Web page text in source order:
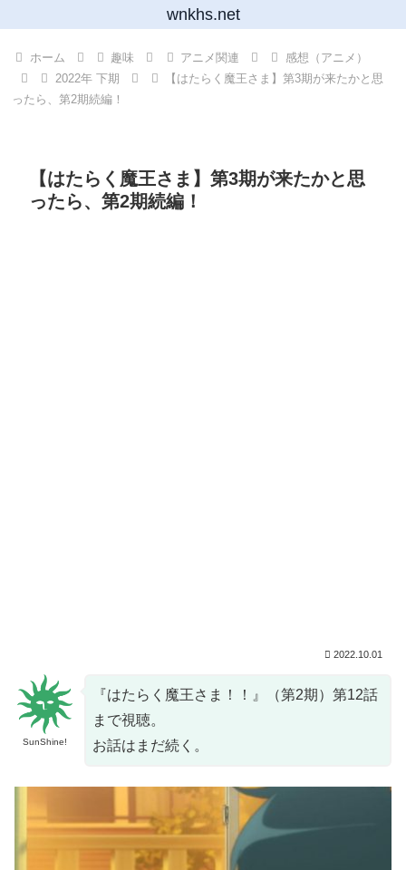
wnkhs.net
ホーム 趣味 アニメ関連
感想（アニメ）
2022年 下期
【はたらく魔王さま】第3期が来たかと思
ったら、第2期続編！
【はたらく魔王さま】第3期が来たかと思
ったら、第2期続編！
2022.10.01
SunShine!
『はたらく魔王さま！！』（第2期）第12話
まで視聴。
お話はまだ続く。